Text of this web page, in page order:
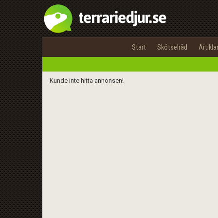
Start Skötselråd Artiklar
Kunde inte hitta annonsen!